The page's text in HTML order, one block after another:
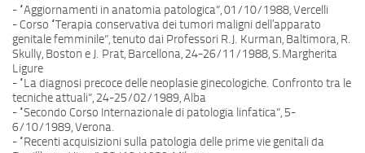
- “Aggiornamenti in anatomia patologica”, 01/10/1988, Vercelli
- Corso “Terapia conservativa dei tumori maligni dell’apparato
genitale femminile”, tenuto dai Professori R.J. Kurman, Baltimora, R.
Skully, Boston e J. Prat, Barcellona, 24-26/11/1988, S.Margherita
Ligure
- “La diagnosi precoce delle neoplasie ginecologiche. Confronto tra le
tecniche attuali”, 24-25/02/1989, Alba
- “Secondo Corso Internazionale di patologia linfatica”, 5-
6/10/1989, Verona.
- “Recenti acquisizioni sulla patologia delle prime vie genitali da